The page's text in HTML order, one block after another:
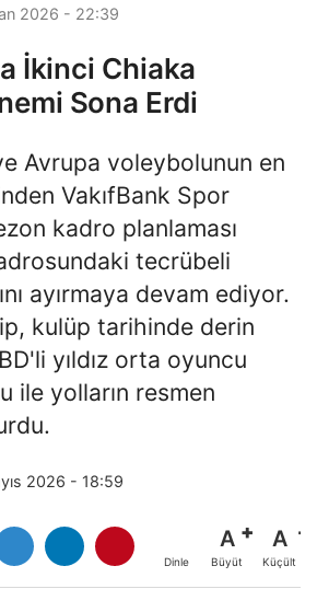
2026 - 22:39
İkinci Chiaka
Sona Erdi
Avrupa voleybolunun en
VakıfBank Spor
kadro planlaması
tecrübeli
ayırmaya devam ediyor.
kulüp tarihinde derin
yıldız orta oyuncu
ile yolların resmen
2026 - 18:59
Dinle
A
Büyüt
A
Küçült